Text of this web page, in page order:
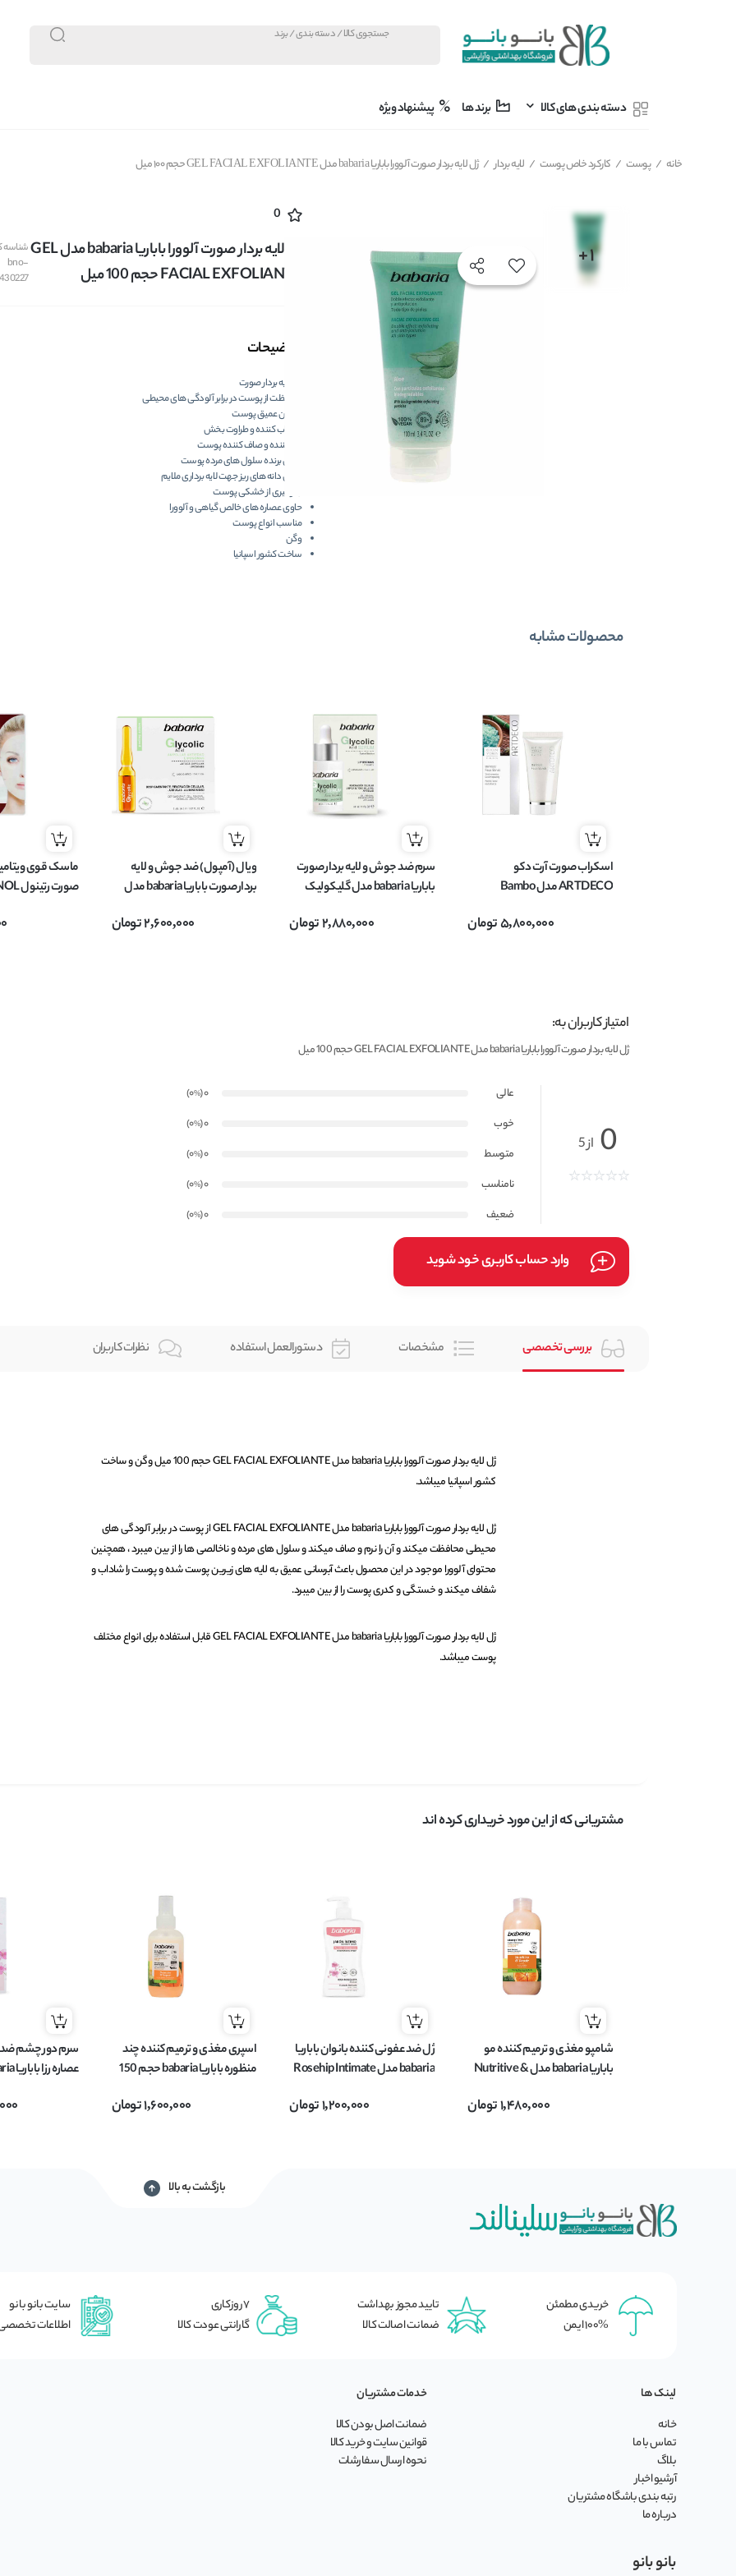
دسته بندی های کالا برند ها پیشنهاد ویژه
خانه / پوست / کارکرد خاص پوست / لایه بردار / ژل لایه بردار صورت آلوورا باباریا babaria مدل GEL FACIAL EXFOLIANTE حجم 100 میل
0
ژل لایه بردار صورت آلوورا باباریا babaria مدل GEL
FACIAL EXFOLIANTE حجم 100 میل
شناسه
bno-
430227
توضیحات
ژل لایه بردار صورت
محافظت از پوست در برابر آلودگی های محیطی
آبرسان عمیق پوست
شاداب کننده و طراوت بخش
نرم کننده و صاف کننده پوست
از بین برنده سلول های مرده پوست
حاوی دانه های ریز جهت لایه برداری ملایم
جلوگیری از خشکی پوست
حاوی عصاره های خالص گیاهی و آلوورا
مناسب انواع پوست
وگن
ساخت کشور اسپانیا
محصولات مشابه
اسکراب صورت آرت دکو
ARTDECO مدل Bambo
5,800,000تومان
سرم ضد جوش و لایه بردار صورت
باباریا babaria مدل گلیکولیک
2,880,000تومان
ویال (آمپول) ضد جوش و لایه
بردار صورت باباریا babaria مدل
2,600,000تومان
ماسک قوی
امتیاز کاربران به:
ژل لایه بردار صورت آلوورا باباریا babaria مدل GEL FACIAL EXFOLIANTE حجم 100 میل
0 از 5
عالی 0
(0
%
)
خوب
0
(0
%
)
متوسط
0
(0
%
)
نامناسب
0
(0
%
)
ضعیف
0
(0
%
)
وارد حساب کاربری خود شوید
بررسی تخصصی مشخصات دستورالعمل استفاده نظرات کاربران
ژل لایه بردار صورت آلوورا باباریا babaria مدل GEL FACIAL EXFOLIANTE حجم 100 میل وگن و ساخت
کشور اسپانیا میباشد.
ژل لایه بردار صورت آلوورا باباریا babaria مدل GEL FACIAL EXFOLIANTE از پوست در برابر آلودگی های
محیطی محافظت میکند و آن را نرم و صاف میکند و سلول های مرده و ناخالصی ها را از بین میبرد ، همچنین
محتوای آلوورا موجود در این محصول باعث آبرسانی عمیق به لایه های زیرین پوست شده و پوست را شاداب و
شفاف میکند و خستگی و کدری پوست را از بین میبرد.
ژل لایه بردار صورت آلوورا باباریا babaria مدل GEL FACIAL EXFOLIANTE قابل استفاده برای انواع مختلف
پوست میباشد.
مشتریانی که از این مورد خریداری کرده اند
شامپو مغذی و ترمیم کننده مو
باباریا babaria مدل Nutritive &
آسیب دیده حجم 500 میل1,480,000تومان
ژل ضد عفونی کننده بانوان باباریا
babaria مدل Rosehip Intimate
1,200,000تومان
اسپری مغذی و ترمیم کننده چند
منظوره باباریا babaria حجم 150
1,600,000تومان
سرم دور چشم
بازگشت به بالا
خریدی مطمئن
100% ایمن
تایید مجوز بهداشت
ضمانت اصالت کالا
7 روزکاری
گارانتی عودت کالا
سایت بانو بانو
اطلاعات
لینک ها
خانه
تماس با ما
بلاگ
آرشیو اخبار
رتبه بندی باشگاه مشتریان
درباره ما
خدمات مشتریان
ضمانت اصل بودن کالا
قوانین سایت و خرید کالا
نحوه ارسال سفارشات
بانو بانو